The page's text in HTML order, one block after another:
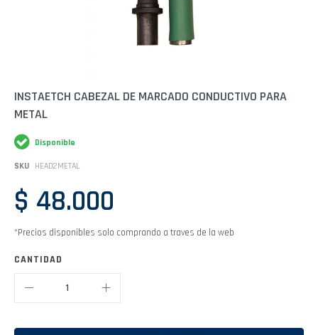
Saltar
comienzo
la
galería
de
INSTAETCH CABEZAL DE MARCADO CONDUCTIVO PARA
METAL
Disponible
SKU HEAD2METAL
$ 48.000
*Precios disponibles solo comprando a traves de la web
CANTIDAD